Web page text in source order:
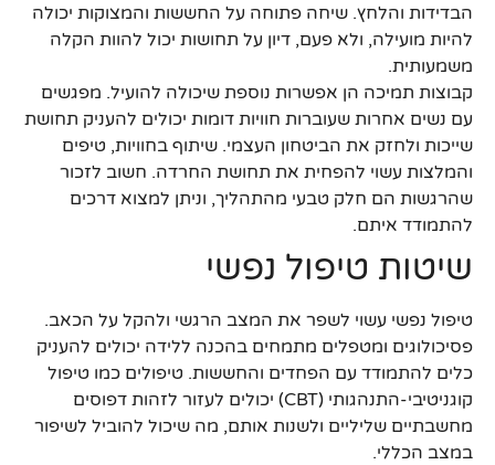
הבדידות והלחץ. שיחה פתוחה על החששות והמצוקות יכולה
להיות מועילה, ולא פעם, דיון על תחושות יכול להוות הקלה
משמעותית.
קבוצות תמיכה הן אפשרות נוספת שיכולה להועיל. מפגשים
עם נשים אחרות שעוברות חוויות דומות יכולים להעניק תחושת
שייכות ולחזק את הביטחון העצמי. שיתוף בחוויות, טיפים
והמלצות עשוי להפחית את תחושת החרדה. חשוב לזכור
שהרגשות הם חלק טבעי מהתהליך, וניתן למצוא דרכים
להתמודד איתם.
שיטות טיפול נפשי
טיפול נפשי עשוי לשפר את המצב הרגשי ולהקל על הכאב.
פסיכולוגים ומטפלים מתמחים בהכנה ללידה יכולים להעניק
כלים להתמודד עם הפחדים והחששות. טיפולים כמו טיפול
קוגניטיבי-התנהגותי (CBT) יכולים לעזור לזהות דפוסים
מחשבתיים שליליים ולשנות אותם, מה שיכול להוביל לשיפור
במצב הכללי.